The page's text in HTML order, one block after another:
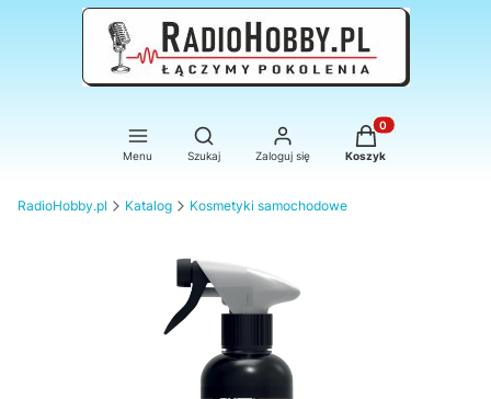
Menu
Otwórz wyszukiwarkę
Szukaj Zaloguj się
Produkty w
Koszyk
RadioHobby.pl Katalog Kosmetyki samochodowe